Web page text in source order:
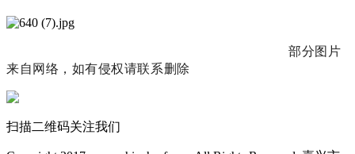
部分图片
来自网络，如有侵权请联系删除
扫描二维码关注我们